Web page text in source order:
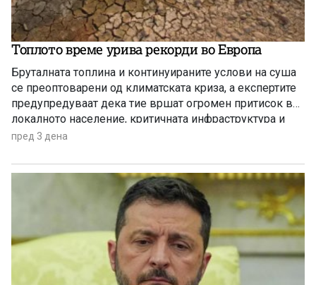
Топлото време урива рекорди во Европа
Бруталната топлина и континуираните услови на суша
се преоптоварени од климатската криза, а експертите
предупредуваат дека тие вршат огромен притисок врз
локалното население, критичната инфраструктура и
дивиот свет низ целиот регион.
пред 3 дена